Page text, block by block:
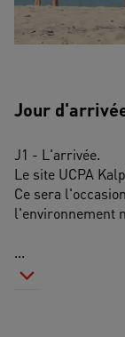
Jour
J1 - L'arrivée.
Le site UCPA
Ce sera
l'environnement
...